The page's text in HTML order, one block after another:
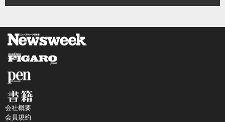
会社概要
会員規約